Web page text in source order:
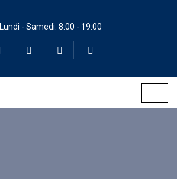
Lundi - Samedi: 8:00 - 19:00